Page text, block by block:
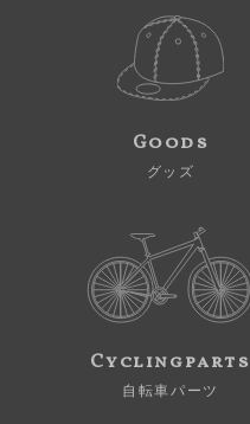
Goods
グッズ
Cyclingparts
自転車パーツ